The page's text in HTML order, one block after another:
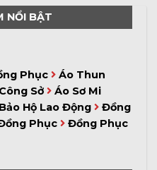
NỔI BẬT
Phục
Áo Thun
Sở
Áo Sơ Mi
Hộ Lao Động
Đồng
Phục
Đồng Phục